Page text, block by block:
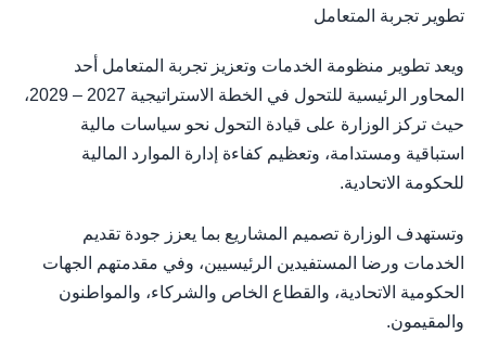
تطوير تجربة المتعامل
ويعد تطوير منظومة الخدمات وتعزيز تجربة المتعامل أحد
المحاور الرئيسية للتحول في الخطة الاستراتيجية 2027 – 2029،
حيث تركز الوزارة على قيادة التحول نحو سياسات مالية
استباقية ومستدامة، وتعظيم كفاءة إدارة الموارد المالية
للحكومة الاتحادية.
وتستهدف الوزارة تصميم المشاريع بما يعزز جودة تقديم
الخدمات ورضا المستفيدين الرئيسيين، وفي مقدمتهم الجهات
الحكومية الاتحادية، والقطاع الخاص والشركاء، والمواطنون
والمقيمون.